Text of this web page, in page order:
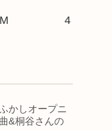
4
かしオープニ
&桐谷さんの